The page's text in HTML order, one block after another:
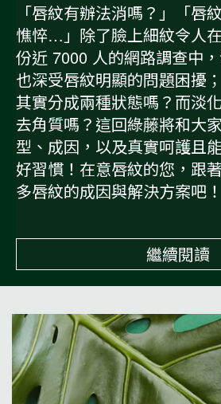
「唇紋有辦法消嗎？」「唇
憔悴…」除了臉上細紋令人
份近 7000 人的網路調查中
也深受唇紋明顯的問題困擾
其實分成兩種狀態嗎？而淡
去角質嗎？這回綠藤將和大
型、成因，以及真實呵護且
好習慣！在意唇紋的您，跟
多唇紋的成因與解決方案吧！
繼續閱讀